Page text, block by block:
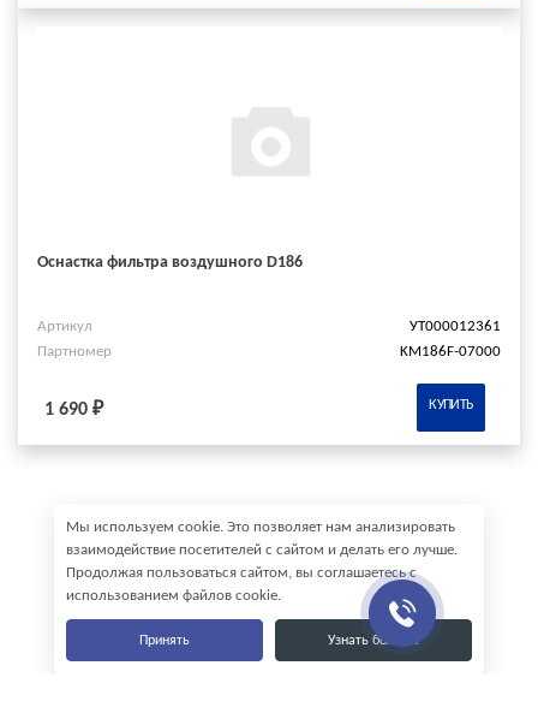
Оснастка фильтра воздушного D186
Артикул
УТ000012361
Партномер
KM186F-07000
1 690 ₽ КУПИТЬ
Мы используем cookie. Это позволяет нам анализировать
взаимодействие посетителей с сайтом и делать его лучше.
Продолжая пользоваться сайтом, вы соглашаетесь с
использованием файлов cookie.
Принять Узнать больше